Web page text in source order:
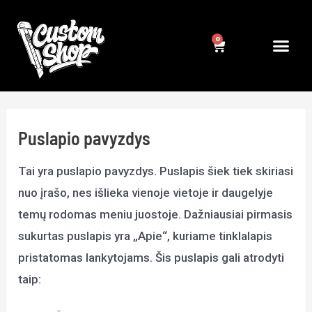
prie
turinio
Puslapio pavyzdys
Tai yra puslapio pavyzdys. Puslapis šiek tiek skiriasi
nuo įrašo, nes išlieka vienoje vietoje ir daugelyje
temų rodomas meniu juostoje. Dažniausiai pirmasis
sukurtas puslapis yra „Apie“, kuriame tinklalapis
pristatomas lankytojams. Šis puslapis gali atrodyti
taip: